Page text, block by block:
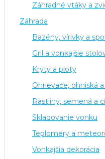
Záhradné vtáky a
Záhrada
Bazény, vírivky a
Gril a vonkajšie
Kryty a ploty
Ohrievače, ohniská
Rastliny, semená a
Skladovanie vonku
Teplomery a
Vonkajšia dekorácia